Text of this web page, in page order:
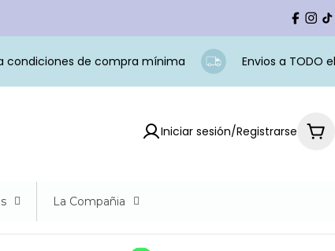
condiciones de compra mínima Envios a TODO el
Iniciar sesión/Registrarse
La Compañia